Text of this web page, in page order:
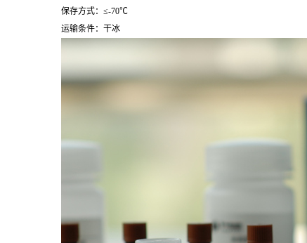
保存方式：≤-70℃
运输条件：干冰